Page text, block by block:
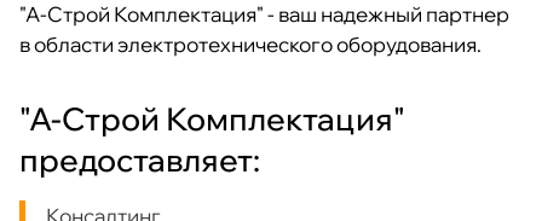
"А-Строй Комплектация" - ваш надежный партнер
в области электротехнического оборудования.
"А-Строй Комплектация"
предоставляет:
Консалтинг